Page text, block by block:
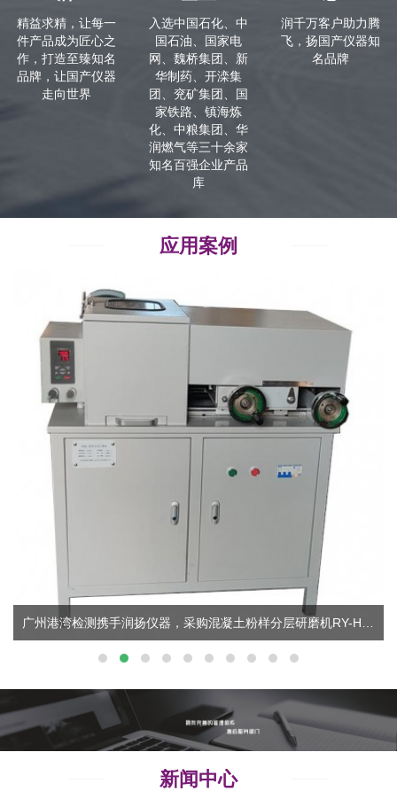
精益求精，让每一
件产品成为匠心之
作，打造至臻知名
品牌，让国产仪器
走向世界
入选中国石化、中
国石油、国家电
网、魏桥集团、新
华制药、开滦集
团、兖矿集团、国
家铁路、镇海炼
化、中粮集团、华
润燃气等三十余家
知名百强企业产品
库
润千万客户助力腾
飞，扬国产仪器知
名品牌
应用案例
新闻中心